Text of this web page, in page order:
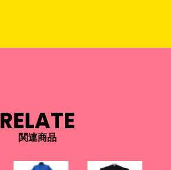
RELATE
関連商品